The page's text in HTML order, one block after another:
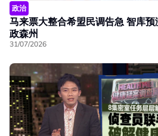
政治
马来票大整合希盟民调告急 智库
政森州
31/07/2026